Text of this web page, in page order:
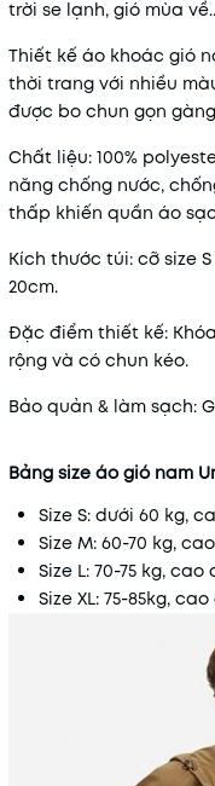
trời se lạnh, gió mùa
Thiết kế áo khoác gió
thời trang với nhiều
được bo chun gọn
Chất liệu: 100%
năng chống nước,
thấp khiến quần áo
Kích thước túi: cỡ size S
20cm.
Đặc điểm thiết kế:
rộng và có chun kéo.
Bảo quản & làm sạch:
Bảng size áo gió nam
Size S: dưới 60 kg,
Size M: 60-70 kg,
Size L: 70-75 kg, cao
Size XL: 75-85kg,